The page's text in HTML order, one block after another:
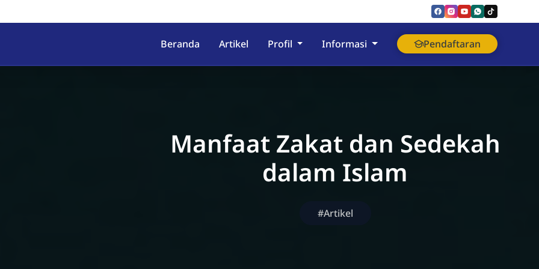
Kec. Lumbir, Kab. Banyumas
Beranda Artikel Profil Informasi Pendaftaran
Manfaat Zakat dan Sedekah
dalam Islam
#Artikel